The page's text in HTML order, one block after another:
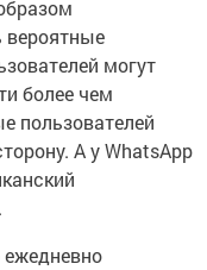
вероятные
могут
более чем
пользователей
А у WhatsApp